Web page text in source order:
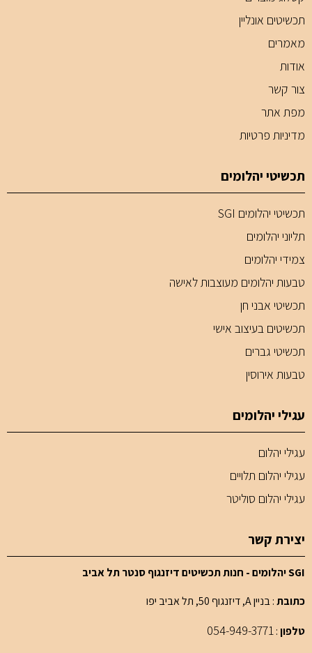
תכשיטים אונליין
מאמרים
אודות
צור קשר
מפת אתר
מדיניות פרטיות
תכשיטי יהלומים
תכשיטי יהלומים SGI
תליוני יהלומים
צמידי יהלומים
טבעות יהלומים מעוצבות לאישה
תכשיטי אבני חן
תכשיטים בעיצוב אישי
תכשיטי גברים
טבעות אירוסין
עגילי יהלומים
עגילי יהלום
עגילי יהלום תלויים
עגילי יהלום סוליטר
יצירת קשר
SGI יהלומים - חנות תכשיטים דיזנגוף סנטר תל אביב
כתובת: בניין A, דיזנגוף 50, תל אביב יפו
טלפון:
054-949-3771